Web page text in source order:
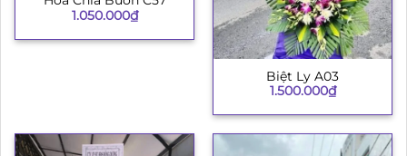
1.050.000₫
Biệt Ly A03
1.500.000₫